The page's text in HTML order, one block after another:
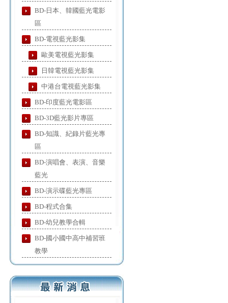
BD-日本、韓國藍光電影
區
BD-電視藍光影集
歐美電視藍光影集
日韓電視藍光影集
中港台電視藍光影集
BD-印度藍光電影區
BD-3D藍光影片專區
BD-知識、紀錄片藍光專
區
BD-演唱會、表演、音樂
藍光
BD-演示碟藍光專區
BD-程式合集
BD-幼兒教學合輯
BD-國小國中高中補習班
教學